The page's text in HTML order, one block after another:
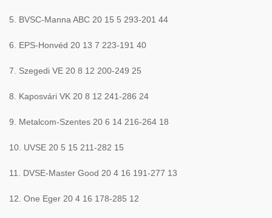
5. BVSC-Manna ABC 20 15 5 293-201 44
6. EPS-Honvéd 20 13 7 223-191 40
7. Szegedi VE 20 8 12 200-249 25
8. Kaposvári VK 20 8 12 241-286 24
9. Metalcom-Szentes 20 6 14 216-264 18
10. UVSE 20 5 15 211-282 15
11. DVSE-Master Good 20 4 16 191-277 13
12. One Eger 20 4 16 178-285 12